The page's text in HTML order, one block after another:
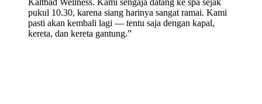
Kaltbad Wellness. Kami sengaja datang ke spa sejak
pukul 10.30, karena siang harinya sangat ramai. Kami
pasti akan kembali lagi — tentu saja dengan kapal,
kereta, dan kereta gantung.”